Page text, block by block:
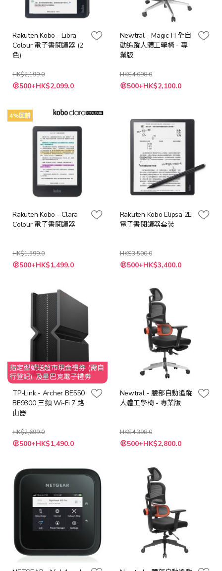
Rakuten Kobo - Libra
Colour 電子書閱讀器 (2
色)
HK$2,199.0
500+HK$2,099.0
Newtral - Magic H 全自
動追蹤人體工學椅 - 專
業版
HK$4,098.0
500+HK$2,100.0
4%回贈
Rakuten Kobo - Clara
Colour 電子書閱讀器
HK$1,599.0
500+HK$1,499.0
Rakuten Kobo Elipsa 2E
電子書閱讀器套裝
HK$3,500.0
特
殊 500+HK$3,400.0
指定型號送超市現金禮券 (需自
行登記), 及星巴克電子禮劵
TP-Link - Archer BE550
BE9300 三頻 Wi-Fi 7 路
由器
HK$2,699.0
特
殊 500+HK$1,490.0
Newtral - 腰部自動追蹤
人體工學椅 - 專業版
HK$4,398.0
特
殊 500+HK$2,800.0